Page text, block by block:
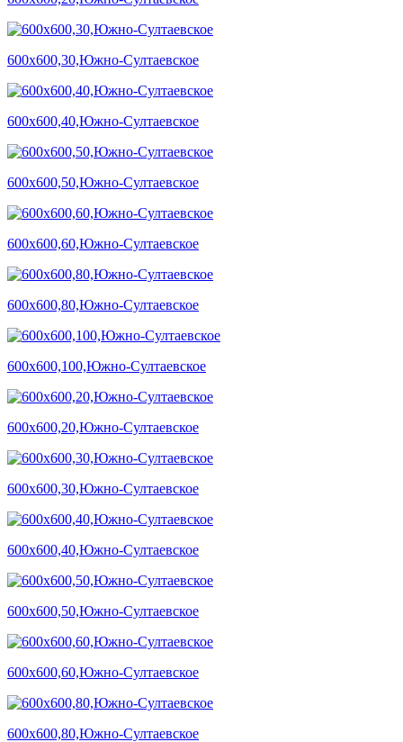
600х600,30,Южно-Султаевское
600х600,40,Южно-Султаевское
600х600,50,Южно-Султаевское
600х600,60,Южно-Султаевское
600х600,80,Южно-Султаевское
600х600,100,Южно-Султаевское
600х600,20,Южно-Султаевское
600х600,30,Южно-Султаевское
600х600,40,Южно-Султаевское
600х600,50,Южно-Султаевское
600х600,60,Южно-Султаевское
600х600,80,Южно-Султаевское